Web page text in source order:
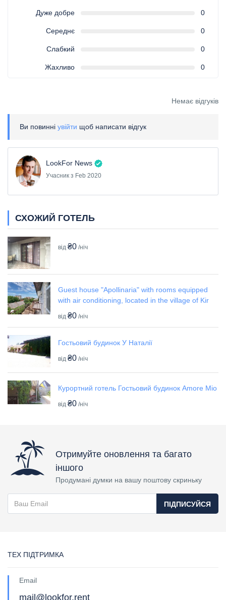
Дуже добре 0
Середнє 0
Слабкий 0
Жахливо 0
Немає відгуків
Ви повинні увійти щоб написати відгук
LookFor News
Учасник з Feb 2020
СХОЖИЙ ГОТЕЛЬ
від ₴0 /ніч
Guest house "Apollinaria" with rooms equipped
with air conditioning, located in the village of Kir
від ₴0 /ніч
Гостьовий будинок У Наталії
від ₴0 /ніч
Курортний готель Гостьовий будинок Amore Mio
від ₴0 /ніч
Отримуйте оновлення та багато
іншого
Продумані думки на вашу поштову скриньку
ПІДПИСУЙСЯ
ТЕХ ПІДТРИМКА
Email
mail@lookfor.rent